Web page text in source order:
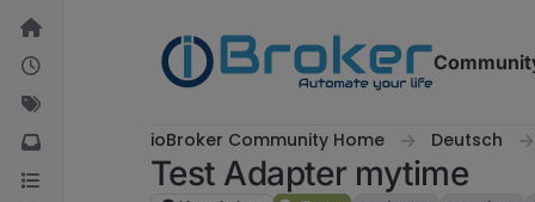
Weiter zum Inhalt
ioBroker Community Home Deutsch
Test Adapter mytime